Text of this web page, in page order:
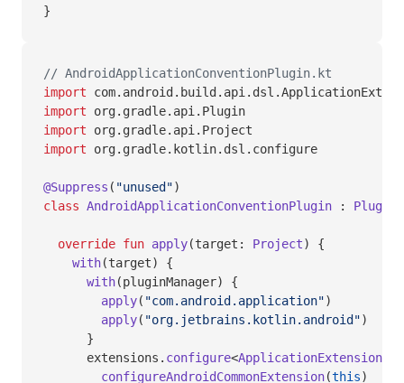
}
// AndroidApplicationConventionPlugin.kt
import
import org.gradle.api.Plugin
import org.gradle.api.Project
import org.gradle.kotlin.dsl.configure
@Suppress ( "unused")
class AndroidApplicationConventionPlugin : Plugin
  override
fun apply(target: Project) {
    with
(target) {
      with
(pluginManager) {
        apply
( "com.android.application")
        apply
( "org.jetbrains.kotlin.android")
      }
      extensions.
configure<ApplicationExtension
        configureAndroidCommonExtension
(this)